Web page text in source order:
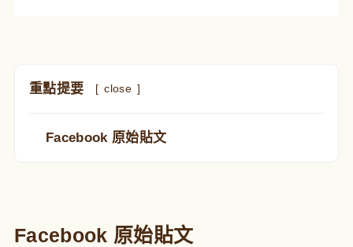
重點提要 [ close ]
Facebook 原始貼文
Facebook 原始貼文